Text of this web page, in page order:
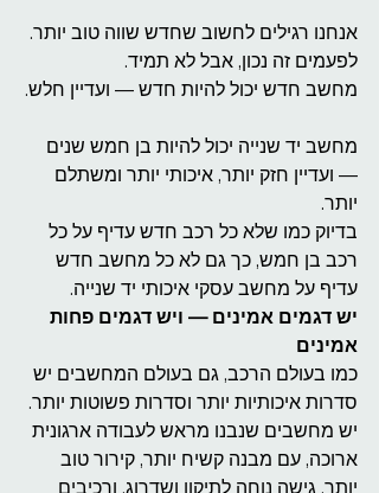
אנחנו רגילים לחשוב שחדש שווה טוב יותר.
לפעמים זה נכון, אבל לא תמיד.
מחשב חדש יכול להיות חדש — ועדיין חלש.
מחשב יד שנייה יכול להיות בן חמש שנים
— ועדיין חזק יותר, איכותי יותר ומשתלם
יותר.
בדיוק כמו שלא כל רכב חדש עדיף על כל
רכב בן חמש, כך גם לא כל מחשב חדש
עדיף על מחשב עסקי איכותי יד שנייה.
יש דגמים אמינים — ויש דגמים פחות
אמינים
כמו בעולם הרכב, גם בעולם המחשבים יש
סדרות איכותיות יותר וסדרות פשוטות יותר.
יש מחשבים שנבנו מראש לעבודה ארגונית
ארוכה, עם מבנה קשיח יותר, קירור טוב
יותר, גישה נוחה לתיקון ושדרוג, ורכיבים